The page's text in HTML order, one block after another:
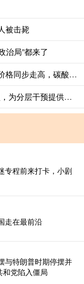
被击毙
治局”都来了
元配网 光大期货0327热点追踪：期现价格同步走高，碳酸锂拾级而上
金港赢配资 青少年“睡眠不足”实现分型，为分层干预提供科学依据
专程前来打卡，小剧
走在最前沿
与特朗普时期停摆并
党陷入僵局